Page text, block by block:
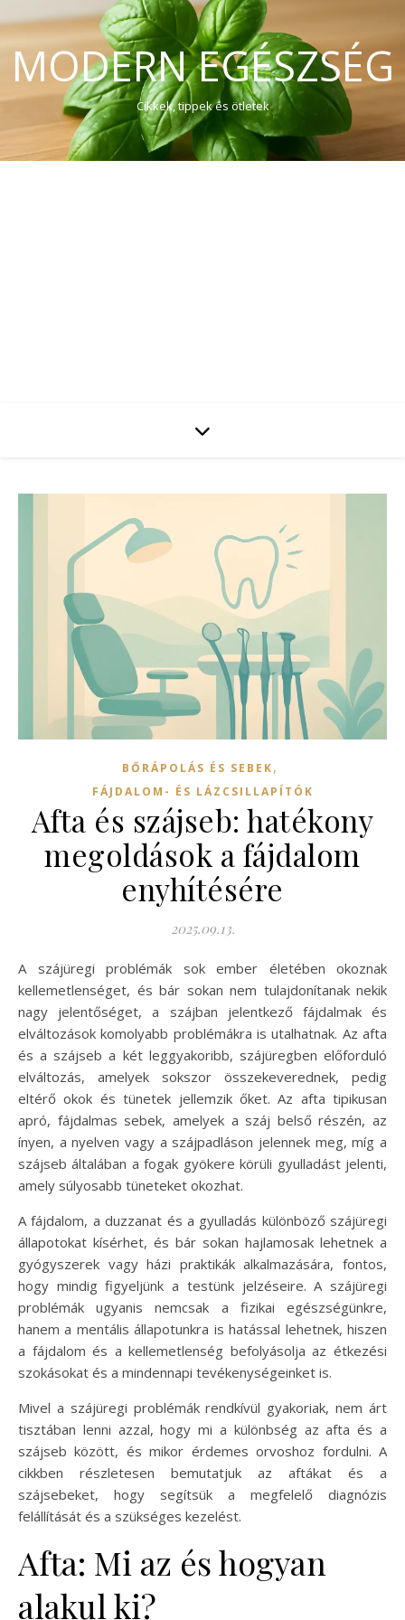
MODERN EGÉSZSÉG
Cikkek, tippek és ötletek
BŐRÁPOLÁS ÉS SEBEK,
FÁJDALOM- ÉS LÁZCSILLAPÍTÓK
Afta és szájseb: hatékony
megoldások a fájdalom
enyhítésére
2025.09.13.
A szájüregi problémák sok ember életében okoznak
kellemetlenséget, és bár sokan nem tulajdonítanak nekik
nagy jelentőséget, a szájban jelentkező fájdalmak és
elváltozások komolyabb problémákra is utalhatnak. Az afta
és a szájseb a két leggyakoribb, szájüregben előforduló
elváltozás, amelyek sokszor összekeverednek, pedig
eltérő okok és tünetek jellemzik őket. Az afta tipikusan
apró, fájdalmas sebek, amelyek a száj belső részén, az
ínyen, a nyelven vagy a szájpadláson jelennek meg, míg a
szájseb általában a fogak gyökere körüli gyulladást jelenti,
amely súlyosabb tüneteket okozhat.
A fájdalom, a duzzanat és a gyulladás különböző szájüregi
állapotokat kísérhet, és bár sokan hajlamosak lehetnek a
gyógyszerek vagy házi praktikák alkalmazására, fontos,
hogy mindig figyeljünk a testünk jelzéseire. A szájüregi
problémák ugyanis nemcsak a fizikai egészségünkre,
hanem a mentális állapotunkra is hatással lehetnek, hiszen
a fájdalom és a kellemetlenség befolyásolja az étkezési
szokásokat és a mindennapi tevékenységeinket is.
Mivel a szájüregi problémák rendkívül gyakoriak, nem árt
tisztában lenni azzal, hogy mi a különbség az afta és a
szájseb között, és mikor érdemes orvoshoz fordulni. A
cikkben részletesen bemutatjuk az aftákat és a
szájsebeket, hogy segítsük a megfelelő diagnózis
felállítását és a szükséges kezelést.
Afta: Mi az és hogyan
alakul ki?